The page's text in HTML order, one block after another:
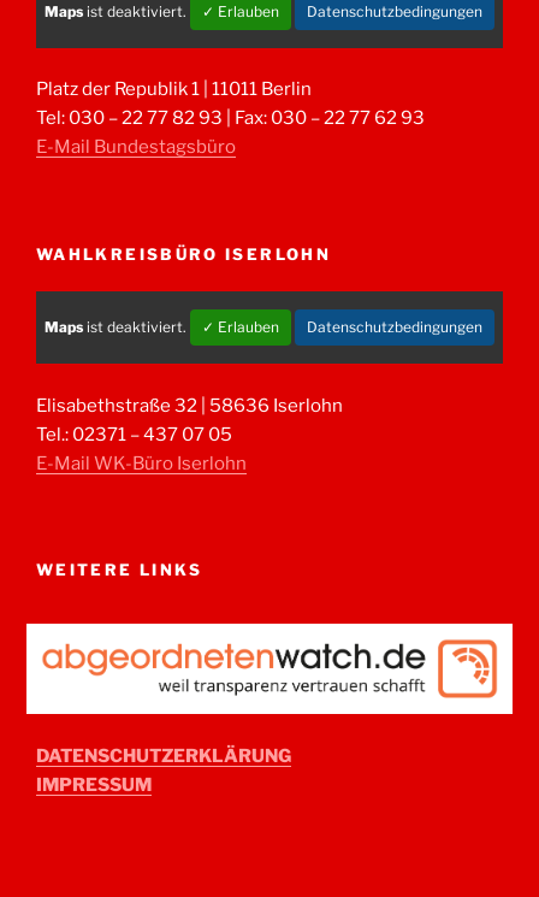
Maps ist deaktiviert. ✓ Erlauben Datenschutzbedingungen
Platz der Republik 1 | 11011 Berlin
Tel: 030 – 22 77 82 93 | Fax: 030 – 22 77 62 93
E-Mail Bundestagsbüro
WAHLKREISBÜRO ISERLOHN
Maps ist deaktiviert. ✓ Erlauben Datenschutzbedingungen
Elisabethstraße 32 | 58636 Iserlohn
Tel.: 02371 – 437 07 05
E-Mail WK-Büro Iserlohn
WEITERE LINKS
DATENSCHUTZERKLÄRUNG
IMPRESSUM